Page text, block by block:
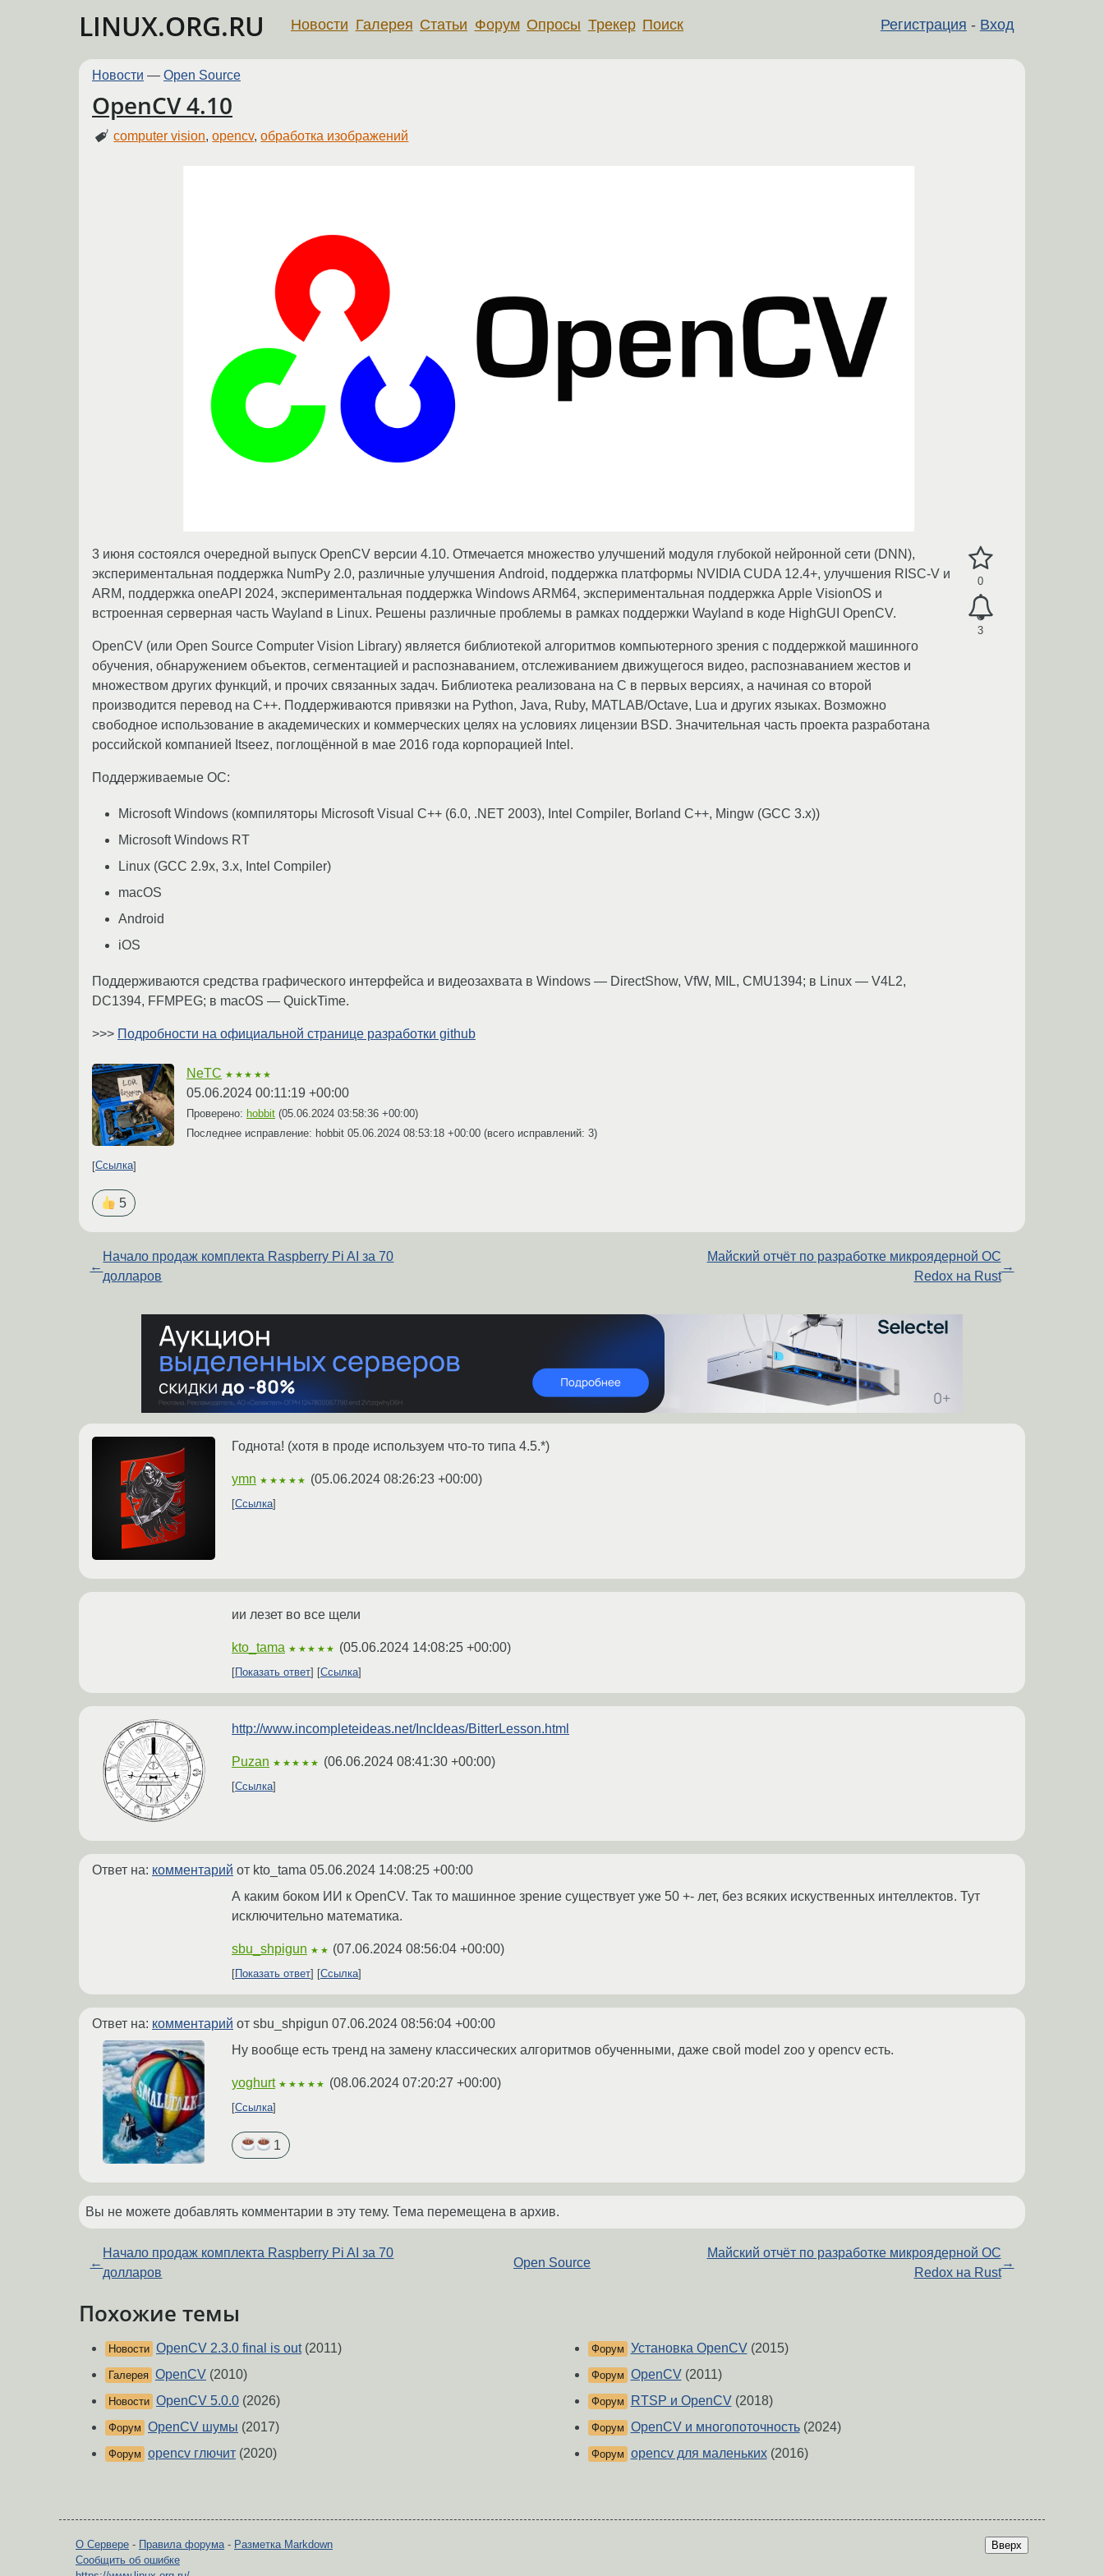
LINUX.ORG.RU Регистрация - Вход
Новости Галерея Статьи Форум Опросы Трекер Поиск
Новости — Open Source
OpenCV 4.10
computer vision,opencv,обработка изображений
0
3
3 июня состоялся очередной выпуск OpenCV версии 4.10. Отмечается множество улучшений модуля глубокой нейронной сети (DNN),
экспериментальная поддержка NumPy 2.0, различные улучшения Android, поддержка платформы NVIDIA CUDA 12.4+, улучшения RISC-V и
ARM, поддержка oneAPI 2024, экспериментальная поддержка Windows ARM64, экспериментальная поддержка Apple VisionOS и
встроенная серверная часть Wayland в Linux. Решены различные проблемы в рамках поддержки Wayland в коде HighGUI OpenCV.
OpenCV (или Open Source Computer Vision Library) является библиотекой алгоритмов компьютерного зрения с поддержкой машинного
обучения, обнаружением объектов, сегментацией и распознаванием, отслеживанием движущегося видео, распознаванием жестов и
множеством других функций, и прочих связанных задач. Библиотека реализована на C в первых версиях, а начиная со второй
производится перевод на C++. Поддерживаются привязки на Python, Java, Ruby, MATLAB/Octave, Lua и других языках. Возможно
свободное использование в академических и коммерческих целях на условиях лицензии BSD. Значительная часть проекта разработана
российской компанией Itseez, поглощённой в мае 2016 года корпорацией Intel.
Поддерживаемые ОС:
Microsoft Windows (компиляторы Microsoft Visual C++ (6.0, .NET 2003), Intel Compiler, Borland C++, Mingw (GCC 3.x))
Microsoft Windows RT
Linux (GCC 2.9x, 3.x, Intel Compiler)
macOS
Android
iOS
Поддерживаются средства графического интерфейса и видеозахвата в Windows — DirectShow, VfW, MIL, CMU1394; в Linux — V4L2,
DC1394, FFMPEG; в macOS — QuickTime.
>>> Подробности на официальной странице разработки github
NeTC ★★★★★
05.06.2024 00:11:19 +00:00
Проверено: hobbit (05.06.2024 03:58:36 +00:00)
Последнее исправление: hobbit 05.06.2024 08:53:18 +00:00 (всего исправлений: 3)
Ссылка
5
←
Начало продаж комплекта Raspberry Pi AI за 70
долларов
Майский отчёт по разработке микроядерной ОС
Redox на Rust
→
Годнота! (хотя в проде используем что-то типа 4.5.*)
ymn ★★★★★ (05.06.2024 08:26:23 +00:00)
Ссылка
ии лезет во все щели
kto_tama ★★★★★ (05.06.2024 14:08:25 +00:00)
Показать ответ Ссылка
http://www.incompleteideas.net/IncIdeas/BitterLesson.html
Puzan ★★★★★ (06.06.2024 08:41:30 +00:00)
Ссылка
Ответ на: комментарий от kto_tama 05.06.2024 14:08:25 +00:00
А каким боком ИИ к OpenCV. Так то машинное зрение существует уже 50 +- лет, без всяких искуственных интеллектов. Тут
исключительно математика.
sbu_shpigun ★★ (07.06.2024 08:56:04 +00:00)
Показать ответ Ссылка
Ответ на: комментарий от sbu_shpigun 07.06.2024 08:56:04 +00:00
Ну вообще есть тренд на замену классических алгоритмов обученными, даже свой model zoo у opencv есть.
yoghurt ★★★★★ (08.06.2024 07:20:27 +00:00)
Ссылка
1
Вы не можете добавлять комментарии в эту тему. Тема перемещена в архив.
←
Начало продаж комплекта Raspberry Pi AI за 70
долларов
Open Source
Майский отчёт по разработке микроядерной ОС
Redox на Rust
→
Похожие темы
Новости OpenCV 2.3.0 final is out(2011)
Галерея OpenCV (2010)
Новости OpenCV 5.0.0 (2026)
Форум OpenCV шумы (2017)
Форум opencv глючит (2020)
Форум Установка OpenCV(2015)
Форум OpenCV(2011)
Форум RTSP и OpenCV(2018)
Форум OpenCV и многопоточность(2024)
Форум opencv для маленьких(2016)
Вверх
О Сервере - Правила форума- Разметка Markdown
Сообщить об ошибке